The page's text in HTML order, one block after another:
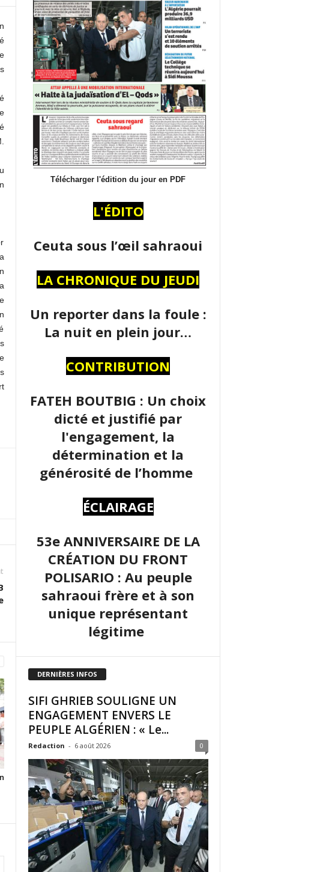
Télécharger l'édition du jour en PDF
L'ÉDITO
Ceuta sous l’œil sahraoui
LA CHRONIQUE DU JEUDI
Un reporter dans la foule :
La nuit en plein jour…
CONTRIBUTION
FATEH BOUTBIG : Un choix
dicté et justifié par
l'engagement, la
détermination et la
générosité de l’homme
ÉCLAIRAGE
53e ANNIVERSAIRE DE LA
CRÉATION DU FRONT
POLISARIO : Au peuple
sahraoui frère et à son
unique représentant
légitime
DERNIÈRES INFOS
SIFI GHRIEB SOULIGNE UN
ENGAGEMENT ENVERS LE
PEUPLE ALGÉRIEN : « Le...
Redaction - 6 août 2026 0